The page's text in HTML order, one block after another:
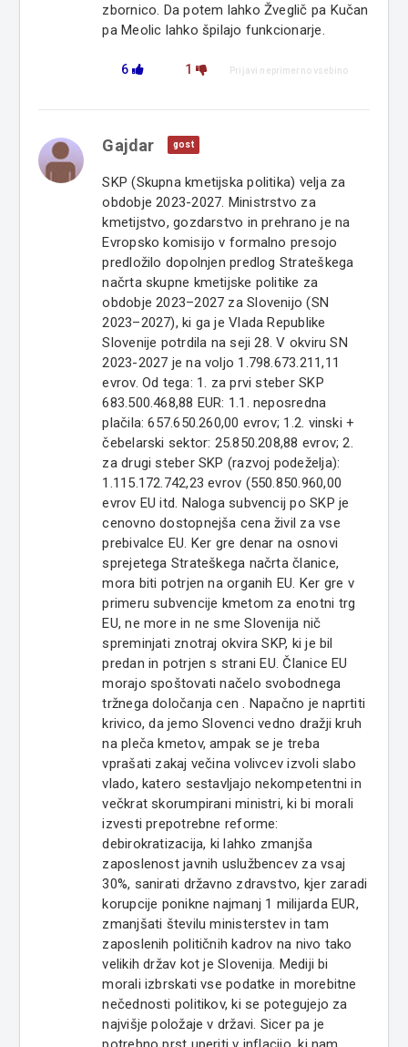
zbornico. Da potem lahko Žveglič pa Kučan
pa Meolic lahko špilajo funkcionarje.
6 1 Prijavi neprimerno vsebino
Gajdar gost
SKP (Skupna kmetijska politika) velja za
obdobje 2023-2027. Ministrstvo za
kmetijstvo, gozdarstvo in prehrano je na
Evropsko komisijo v formalno presojo
predložilo dopolnjen predlog Strateškega
načrta skupne kmetijske politike za
obdobje 2023–2027 za Slovenijo (SN
2023–2027), ki ga je Vlada Republike
Slovenije potrdila na seji 28. V okviru SN
2023-2027 je na voljo 1.798.673.211,11
evrov. Od tega: 1. za prvi steber SKP
683.500.468,88 EUR: 1.1. neposredna
plačila: 657.650.260,00 evrov; 1.2. vinski +
čebelarski sektor: 25.850.208,88 evrov; 2.
za drugi steber SKP (razvoj podeželja):
1.115.172.742,23 evrov (550.850.960,00
evrov EU itd. Naloga subvencij po SKP je
cenovno dostopnejša cena živil za vse
prebivalce EU. Ker gre denar na osnovi
sprejetega Strateškega načrta članice,
mora biti potrjen na organih EU. Ker gre v
primeru subvencije kmetom za enotni trg
EU, ne more in ne sme Slovenija nič
spreminjati znotraj okvira SKP, ki je bil
predan in potrjen s strani EU. Članice EU
morajo spoštovati načelo svobodnega
tržnega določanja cen . Napačno je naprtiti
krivico, da jemo Slovenci vedno dražji kruh
na pleča kmetov, ampak se je treba
vprašati zakaj večina volivcev izvoli slabo
vlado, katero sestavljajo nekompetentni in
večkrat skorumpirani ministri, ki bi morali
izvesti prepotrebne reforme:
debirokratizacija, ki lahko zmanjša
zaposlenost javnih uslužbencev za vsaj
30%, sanirati državno zdravstvo, kjer zaradi
korupcije ponikne najmanj 1 milijarda EUR,
zmanjšati številu ministerstev in tam
zaposlenih političnih kadrov na nivo tako
velikih držav kot je Slovenija. Mediji bi
morali izbrskati vse podatke in morebitne
nečednosti politikov, ki se potegujejo za
najvišje položaje v državi. Sicer pa je